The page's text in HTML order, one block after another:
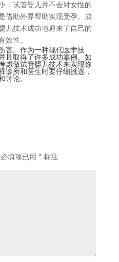
：试管婴儿并不会对女性的
借助外界帮助实现受孕。成
儿技术成功地迎来了自己的
效性。
害。作为一种现代医学技
且取得了许多成功案例。如
虑做试管婴儿技术来实现你
诊所和医生时要仔细挑选，
讨论。
必填项已用 *标注